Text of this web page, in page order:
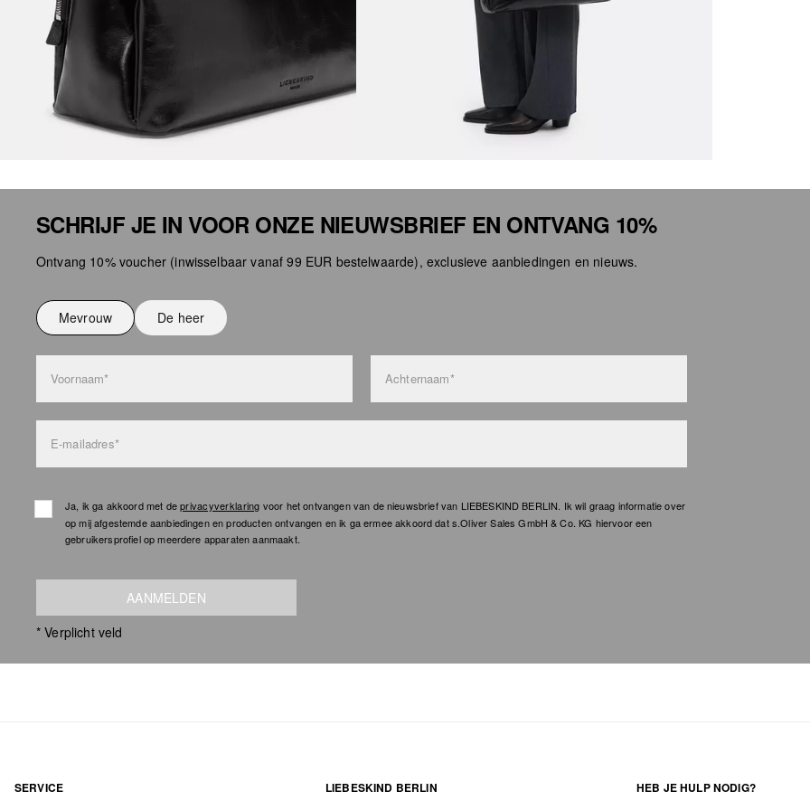
SCHRIJF JE IN VOOR ONZE NIEUWSBRIEF EN ONTVANG 10%
Ontvang 10% voucher (inwisselbaar vanaf 99 EUR bestelwaarde), exclusieve aanbiedingen en nieuws.
Mevrouw De heer
Voornaam* Achternaam*
E-mailadres*
Ja, ik ga akkoord met deprivacyverklaring voor het ontvangen van de nieuwsbrief van LIEBESKIND BERLIN. Ik wil graag informatie over
op mij afgestemde aanbiedingen en producten ontvangen en ik ga ermee akkoord dat s.Oliver Sales GmbH & Co. KG hiervoor een
gebruikersprofiel op meerdere apparaten aanmaakt.
AANMELDEN
* Verplicht veld
SERVICE LIEBESKIND BERLIN HEB JE HULP NODIG?